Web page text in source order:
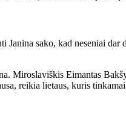
sa­ko, kad ne­se­niai
Mi­ros­la­viš­kis Ei­man­tas
rei­kia lie­taus, ku­ris